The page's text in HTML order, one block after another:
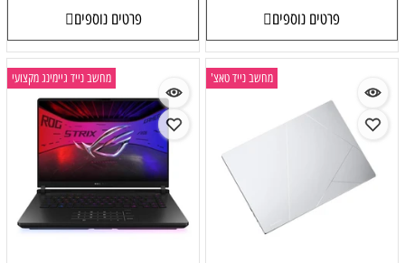
פרטים נוספים פרטים נוספים
מחשב נייד טאצ' מחשב נייד גיימינג מקצועי